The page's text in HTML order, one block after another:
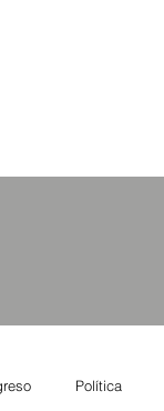
Política